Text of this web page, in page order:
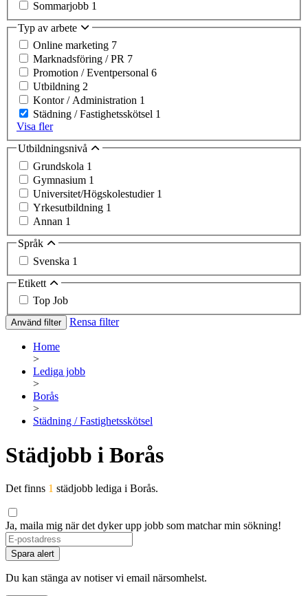
Sommarjobb 1
Typ av arbete
Online marketing 7
Marknadsföring / PR 7
Promotion / Eventpersonal 6
Utbildning 2
Kontor / Administration 1
Städning / Fastighetsskötsel 1
Visa fler
Utbildningsnivå
Grundskola 1
Gymnasium 1
Universitet/Högskolestudier 1
Yrkesutbildning 1
Annan 1
Språk
Svenska 1
Etikett
Top Job
Använd filter Rensa filter
Home
>
Lediga jobb
>
Borås
>
Städning / Fastighetsskötsel
Städjobb i Borås
Det finns 1 städjobb lediga i Borås.
Ja, maila mig när det dyker upp jobb som matchar min sökning!
Spara alert
Du kan stänga av notiser vi email närsomhelst.